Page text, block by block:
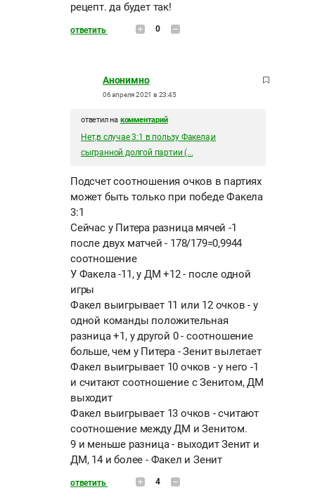
рецепт. да будет так!
ответить 0
Анонимно
06 апреля 2021 в 23:45
ответил на комментарий
Нет,в случае 3:1 в пользу Факела,и
сыгранной долгой партии (...
Подсчет соотношения очков в партиях
может быть только при победе Факела
3:1
Сейчас у Питера разница мячей -1
после двух матчей - 178/179=0,9944
соотношение
У Факела -11, у ДМ +12 - после одной
игры
Факел выигрывает 11 или 12 очков - у
одной команды положительная
разница +1, у другой 0 - соотношение
больше, чем у Питера - Зенит вылетает
Факел выигрывает 10 очков - у него -1
и считают соотношение с Зенитом, ДМ
выходит
Факел выигрывает 13 очков - считают
соотношение между ДМ и Зенитом.
9 и меньше разница - выходит Зенит и
ДМ, 14 и более - Факел и Зенит
ответить 4